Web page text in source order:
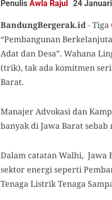
Penulis Awla Rajul 24
BandungBergerak.id-Tiga
“Pembangunan
Adat dan Desa”. Wahana
(trik), tak ada komitmen
Barat.
Manajer Advokasi dan
banyak di Jawa Barat
Dalam catatan Walhi, Jawa
sektor energi seperti
Tenaga Listrik Tenaga